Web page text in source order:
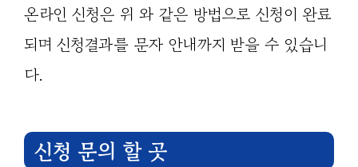
온라인 신청은 위 와 같은 방법으로 신청이 완료
되며 신청결과를 문자 안내까지 받을 수 있습니
다.
신청 문의 할 곳